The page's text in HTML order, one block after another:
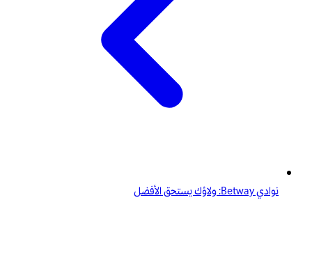
نوادي Betway: ولاؤك يستحق الأفضل